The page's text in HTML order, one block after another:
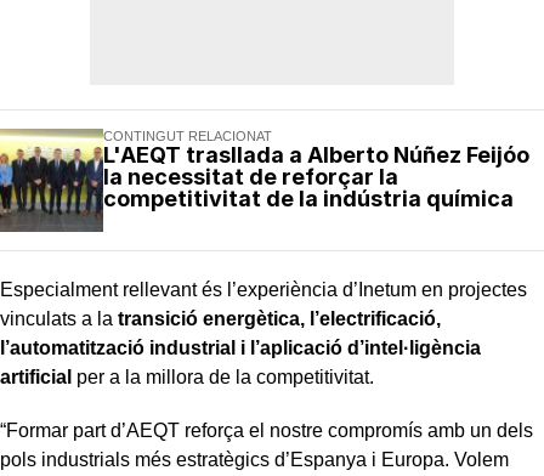
CONTINGUT RELACIONAT
L'AEQT trasllada a Alberto Núñez Feijóo
la necessitat de reforçar la
competitivitat de la indústria química
Especialment rellevant és l’experiència d’Inetum en projectes
vinculats a la transició energètica, l’electrificació,
l’automatització industrial i l’aplicació d’intel·ligència
artificial per a la millora de la competitivitat.
“Formar part d’AEQT reforça el nostre compromís amb un dels
pols industrials més estratègics d’Espanya i Europa. Volem